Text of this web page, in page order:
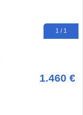
1 / 1
1.460 €